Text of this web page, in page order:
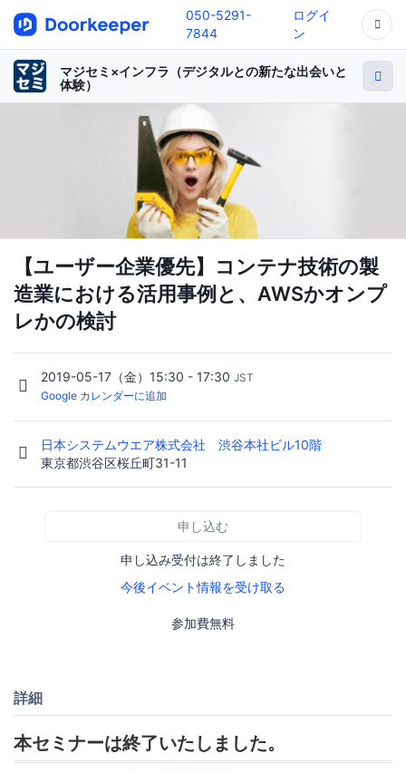
050-5291-
7844
ログイ
ン
マジセミ×インフラ（デジタルとの新たな出会いと
体験）
【ユーザー企業優先】コンテナ技術の製
造業における活用事例と、AWSかオンプ
レかの検討
2019-05-17（金）15:30 - 17:30 JST
Google カレンダーに追加
日本システムウエア株式会社 渋谷本社ビル10階
東京都渋谷区桜丘町31-11
申し込む
申し込み受付は終了しました
今後イベント情報を受け取る
参加費無料
詳細
本セミナーは終了いたしました。